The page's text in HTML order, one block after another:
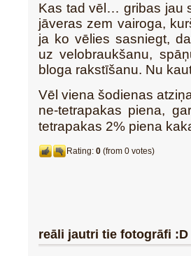
Kas tad vēl… gribas jau
jāveras zem vairoga,
ja ko vēlies sasniegt,
uz velobraukšanu,
bloga rakstīšanu. Nu
Vēl viena šodienas
ne-tetrapakas piena,
tetrapakas 2% piena
Rating: 0 (from 0 votes)
reāli jautri tie fotogrāfi :D